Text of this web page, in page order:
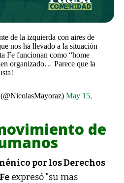
de la izquierda con aires de
nos ha llevado a la situación
Fe funcionan como “home
organizado… Parece que la
May 15,
de
por los Derechos
expresó "su mas